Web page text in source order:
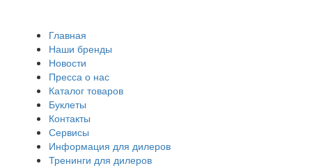
Главная
Наши бренды
Новости
Пресса о нас
Каталог товаров
Буклеты
Контакты
Сервисы
Информация для дилеров
Тренинги для дилеров